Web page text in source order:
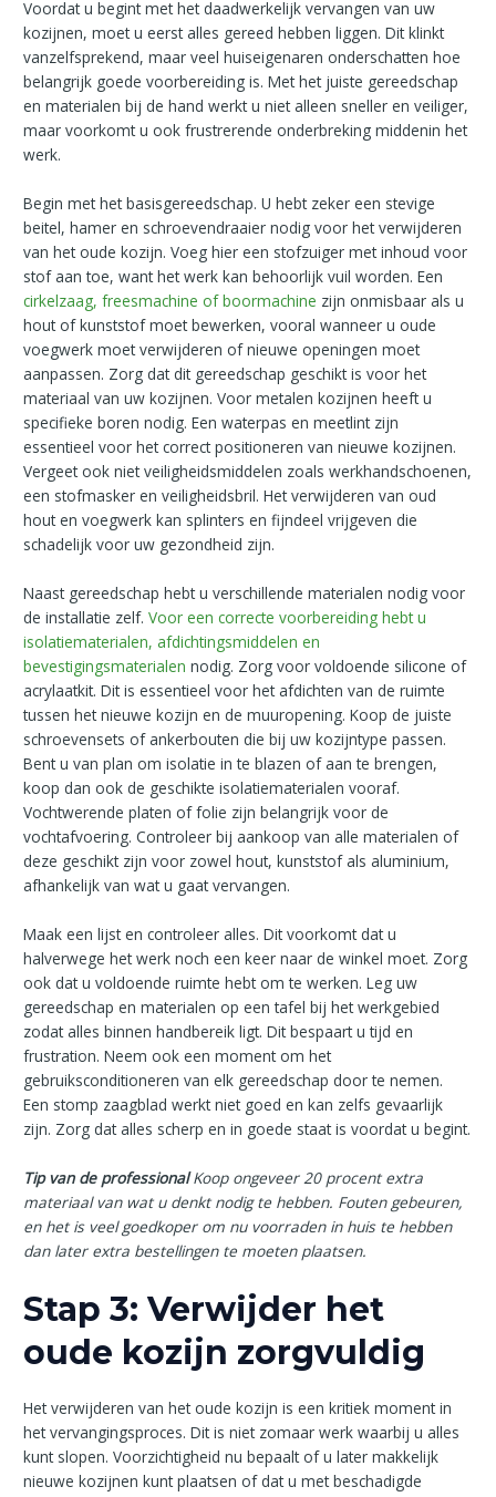
Voordat u begint met het daadwerkelijk vervangen van uw
kozijnen, moet u eerst alles gereed hebben liggen. Dit klinkt
vanzelfsprekend, maar veel huiseigenaren onderschatten hoe
belangrijk goede voorbereiding is. Met het juiste gereedschap
en materialen bij de hand werkt u niet alleen sneller en veiliger,
maar voorkomt u ook frustrerende onderbreking middenin het
werk.
Begin met het basisgereedschap. U hebt zeker een stevige
beitel, hamer en schroevendraaier nodig voor het verwijderen
van het oude kozijn. Voeg hier een stofzuiger met inhoud voor
stof aan toe, want het werk kan behoorlijk vuil worden. Een
cirkelzaag, freesmachine of boormachine zijn onmisbaar als u
hout of kunststof moet bewerken, vooral wanneer u oude
voegwerk moet verwijderen of nieuwe openingen moet
aanpassen. Zorg dat dit gereedschap geschikt is voor het
materiaal van uw kozijnen. Voor metalen kozijnen heeft u
specifieke boren nodig. Een waterpas en meetlint zijn
essentieel voor het correct positioneren van nieuwe kozijnen.
Vergeet ook niet veiligheidsmiddelen zoals werkhandschoenen,
een stofmasker en veiligheidsbril. Het verwijderen van oud
hout en voegwerk kan splinters en fijndeel vrijgeven die
schadelijk voor uw gezondheid zijn.
Naast gereedschap hebt u verschillende materialen nodig voor
de installatie zelf.Voor een correcte voorbereiding hebt u
isolatiematerialen, afdichtingsmiddelen en
bevestigingsmaterialen nodig. Zorg voor voldoende silicone of
acrylaatkit. Dit is essentieel voor het afdichten van de ruimte
tussen het nieuwe kozijn en de muuropening. Koop de juiste
schroevensets of ankerbouten die bij uw kozijntype passen.
Bent u van plan om isolatie in te blazen of aan te brengen,
koop dan ook de geschikte isolatiematerialen vooraf.
Vochtwerende platen of folie zijn belangrijk voor de
vochtafvoering. Controleer bij aankoop van alle materialen of
deze geschikt zijn voor zowel hout, kunststof als aluminium,
afhankelijk van wat u gaat vervangen.
Maak een lijst en controleer alles. Dit voorkomt dat u
halverwege het werk noch een keer naar de winkel moet. Zorg
ook dat u voldoende ruimte hebt om te werken. Leg uw
gereedschap en materialen op een tafel bij het werkgebied
zodat alles binnen handbereik ligt. Dit bespaart u tijd en
frustration. Neem ook een moment om het
gebruiksconditioneren van elk gereedschap door te nemen.
Een stomp zaagblad werkt niet goed en kan zelfs gevaarlijk
zijn. Zorg dat alles scherp en in goede staat is voordat u begint.
Tip van de professional Koop ongeveer 20 procent extra
materiaal van wat u denkt nodig te hebben. Fouten gebeuren,
en het is veel goedkoper om nu voorraden in huis te hebben
dan later extra bestellingen te moeten plaatsen.
Stap 3: Verwijder het
oude kozijn zorgvuldig
Het verwijderen van het oude kozijn is een kritiek moment in
het vervangingsproces. Dit is niet zomaar werk waarbij u alles
kunt slopen. Voorzichtigheid nu bepaalt of u later makkelijk
nieuwe kozijnen kunt plaatsen of dat u met beschadigde